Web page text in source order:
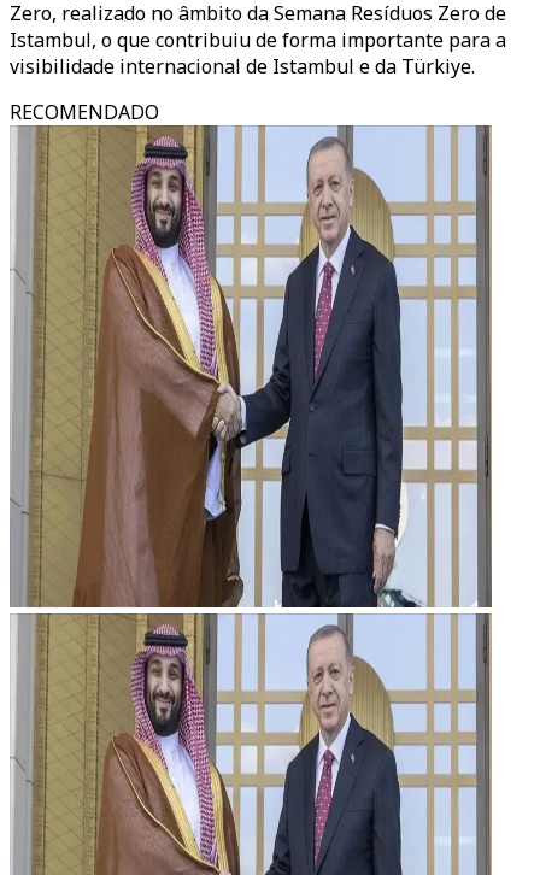
Zero, realizado no âmbito da Semana Resíduos Zero de
Istambul, o que contribuiu de forma importante para a
visibilidade internacional de Istambul e da Türkiye.
RECOMENDADO